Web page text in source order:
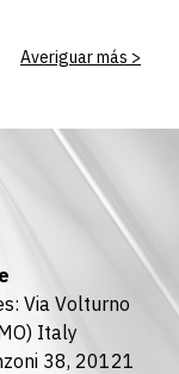
Averiguar más >
Via Volturno
Italy
38, 20121